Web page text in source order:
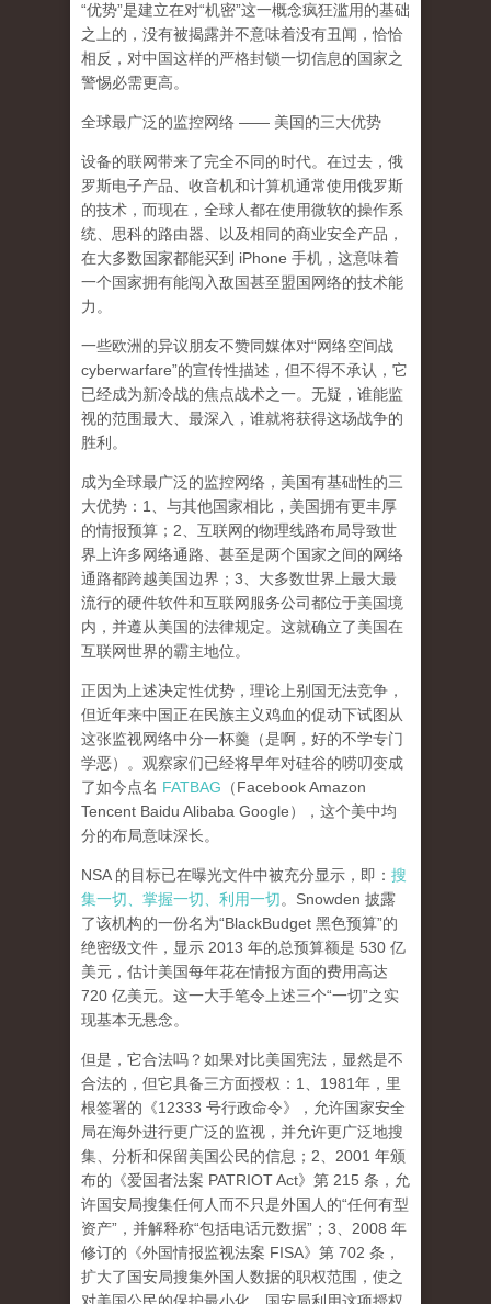
“优势”是建立在对“机密”这一概念疯狂滥用的基础
之上的，没有被揭露并不意味着没有丑闻，恰恰
相反，对中国这样的严格封锁一切信息的国家之
警惕必需更高。
全球最广泛的监控网络 —— 美国的三大优势
设备的联网带来了完全不同的时代。在过去，俄
罗斯电子产品、收音机和计算机通常使用俄罗斯
的技术，而现在，全球人都在使用微软的操作系
统、思科的路由器、以及相同的商业安全产品，
在大多数国家都能买到 iPhone 手机，这意味着
一个国家拥有能闯入敌国甚至盟国网络的技术能
力 。
一些欧洲的异议朋友不赞同媒体对“网络空间战
cyberwarfare”的宣传性描述，但不得不承认，它
已经成为新冷战的焦点战术之一。无疑， 谁能监
视的范围最大、最深入，谁就将获得这场战争的
胜利 。
成为全球最广泛的监控网络，美国有基础性的三
大优势 ：1、与其他国家相比，美国拥有更丰厚
的情报预算；2、互联网的物理线路布局导致世
界上许多网络通路、甚至是两个国家之间的网络
通路都跨越美国边界；3、大多数世界上最大最
流行的硬件软件和互联网服务公司都位于美国境
内，并遵从美国的法律规定。这就确立了美国在
互联网世界的霸主地位。
正因为上述决定性优势，理论上别国无法竞争，
但近年来中国正在民族主义鸡血的促动下试图从
这张监视网络中分一杯羹（是啊，好的不学专门
学恶）。观察家们已经将早年对硅谷的唠叨变成
了如今点名 FATBAG （Facebook Amazon
Tencent Baidu Alibaba Google），这个美中均
分的布局意味深长。
NSA 的目标已在曝光文件中被充分显示，即： 搜
集一切、掌握一切、利用一切。Snowden 披露
了该机构的一份名为“BlackBudget 黑色预算”的
绝密级文件，显示 2013 年的总预算额是 530 亿
美元，估计美国每年花在情报方面的费用高达
720 亿美元。这一大手笔令上述三个“一切”之实
现基本无悬念。
但是，它合法吗？如果对比美国宪法，显然是不
合法的，但它具备三方面授权 ：1、1981年，里
根签署的《12333 号行政命令》，允许国家安全
局在海外进行更广泛的监视，并允许更广泛地搜
集、分析和保留美国公民的信息；2、2001 年颁
布的《爱国者法案 PATRIOT Act》第 215 条，允
许国安局搜集任何人而不只是外国人的“任何有型
资产”，并解释称“包括电话元数据”；3、2008 年
修订的《外国情报监视法案 FISA》第 702 条，
扩大了国安局搜集外国人数据的职权范围，使之